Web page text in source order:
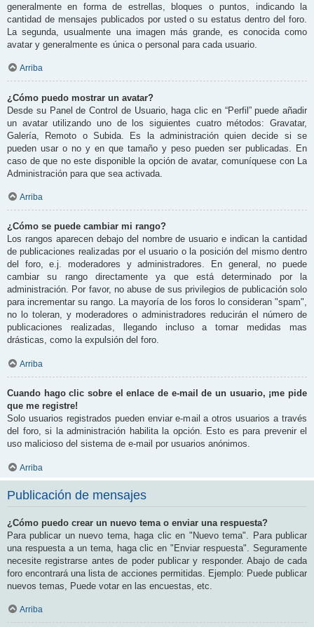
generalmente en forma de estrellas, bloques o puntos, indicando la
cantidad de mensajes publicados por usted o su estatus dentro del foro.
La segunda, usualmente una imagen más grande, es conocida como
avatar y generalmente es única o personal para cada usuario.
Arriba
¿Cómo puedo mostrar un avatar?
Desde su Panel de Control de Usuario, haga clic en “Perfil” puede añadir
un avatar utilizando uno de los siguientes cuatro métodos: Gravatar,
Galería, Remoto o Subida. Es la administración quien decide si se
pueden usar o no y en que tamaño y peso pueden ser publicadas. En
caso de que no este disponible la opción de avatar, comuníquese con La
Administración para que sea activada.
Arriba
¿Cómo se puede cambiar mi rango?
Los rangos aparecen debajo del nombre de usuario e indican la cantidad
de publicaciones realizadas por el usuario o la posición del mismo dentro
del foro, e.j. moderadores y administradores. En general, no puede
cambiar su rango directamente ya que está determinado por la
administración. Por favor, no abuse de sus privilegios de publicación solo
para incrementar su rango. La mayoría de los foros lo consideran "spam",
no lo toleran, y moderadores o administradores reducirán el número de
publicaciones realizadas, llegando incluso a tomar medidas mas
drásticas, como la expulsión del foro.
Arriba
Cuando hago clic sobre el enlace de e-mail de un usuario, ¡me pide
que me registre!
Solo usuarios registrados pueden enviar e-mail a otros usuarios a través
del foro, si la administración habilita la opción. Esto es para prevenir el
uso malicioso del sistema de e-mail por usuarios anónimos.
Arriba
Publicación de mensajes
¿Cómo puedo crear un nuevo tema o enviar una respuesta?
Para publicar un nuevo tema, haga clic en "Nuevo tema". Para publicar
una respuesta a un tema, haga clic en "Enviar respuesta". Seguramente
necesite registrarse antes de poder publicar y responder. Abajo de cada
foro encontrará una lista de acciones permitidas. Ejemplo: Puede publicar
nuevos temas, Puede votar en las encuestas, etc.
Arriba